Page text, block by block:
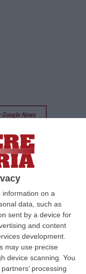
on a
data, such as
sent by a device for
and content
development.
may use precise
device scanning. You
processing
News
dei contagi
registrati
alto delle
è per
sulla
decessi
Un altro
e due